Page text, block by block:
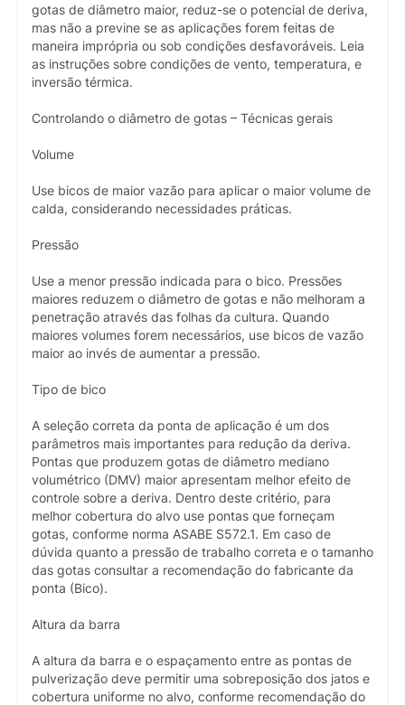
gotas de diâmetro maior, reduz-se o potencial de deriva,
mas não a previne se as aplicações forem feitas de
maneira imprópria ou sob condições desfavoráveis. Leia
as instruções sobre condições de vento, temperatura, e
inversão térmica.
Controlando o diâmetro de gotas – Técnicas gerais
Volume
Use bicos de maior vazão para aplicar o maior volume de
calda, considerando necessidades práticas.
Pressão
Use a menor pressão indicada para o bico. Pressões
maiores reduzem o diâmetro de gotas e não melhoram a
penetração através das folhas da cultura. Quando
maiores volumes forem necessários, use bicos de vazão
maior ao invés de aumentar a pressão.
Tipo de bico
A seleção correta da ponta de aplicação é um dos
parâmetros mais importantes para redução da deriva.
Pontas que produzem gotas de diâmetro mediano
volumétrico (DMV) maior apresentam melhor efeito de
controle sobre a deriva. Dentro deste critério, para
melhor cobertura do alvo use pontas que forneçam
gotas, conforme norma ASABE S572.1. Em caso de
dúvida quanto a pressão de trabalho correta e o tamanho
das gotas consultar a recomendação do fabricante da
ponta (Bico).
Altura da barra
A altura da barra e o espaçamento entre as pontas de
pulverização deve permitir uma sobreposição dos jatos e
cobertura uniforme no alvo, conforme recomendação do